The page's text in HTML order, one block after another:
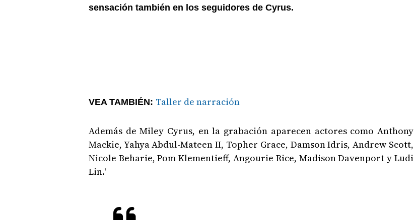
sensación también en los seguidores de Cyrus.
VEA TAMBIÉN: Taller de narración
Además de Miley Cyrus, en la grabación aparecen actores como Anthony
Mackie, Yahya Abdul-Mateen II, Topher Grace, Damson Idris, Andrew Scott,
Nicole Beharie, Pom Klementieff, Angourie Rice, Madison Davenport y Ludi
Lin.'